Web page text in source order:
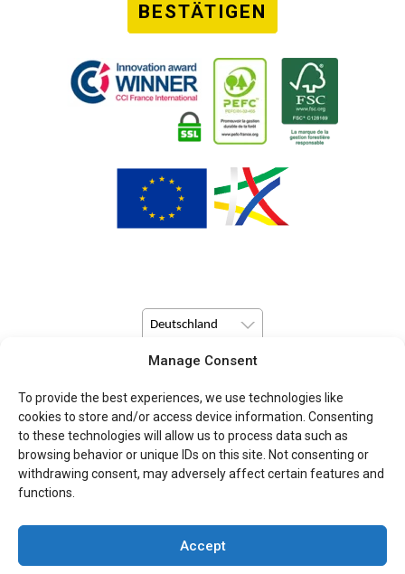
Manage Consent
To provide the best experiences, we use technologies like
cookies to store and/or access device information. Consenting
to these technologies will allow us to process data such as
browsing behavior or unique IDs on this site. Not consenting or
withdrawing consent, may adversely affect certain features and
functions.
Accept
BESTÄTIGEN
Deutschland
© Copyright 2026 Pulsio Print alle Rechte vorbehalten.